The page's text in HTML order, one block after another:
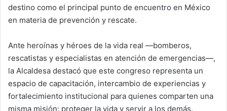
destino como el principal punto de encuentro en México
en materia de prevención y rescate.
Ante heroínas y héroes de la vida real —bomberos,
rescatistas y especialistas en atención de emergencias—,
la Alcaldesa destacó que este congreso representa un
espacio de capacitación, intercambio de experiencias y
fortalecimiento institucional para quienes comparten una
misma misión: proteger la vida y servir a los demás.